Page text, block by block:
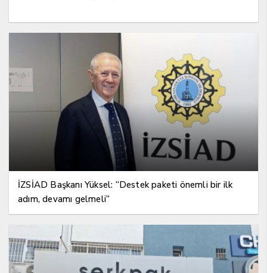
İZSİAD Başkanı Yüksel: “Destek paketi önemli bir ilk
adım, devamı gelmeli”